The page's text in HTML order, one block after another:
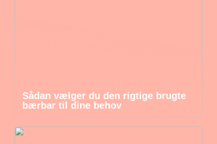
Sådan vælger du den rigtige brugte
bærbar til dine behov